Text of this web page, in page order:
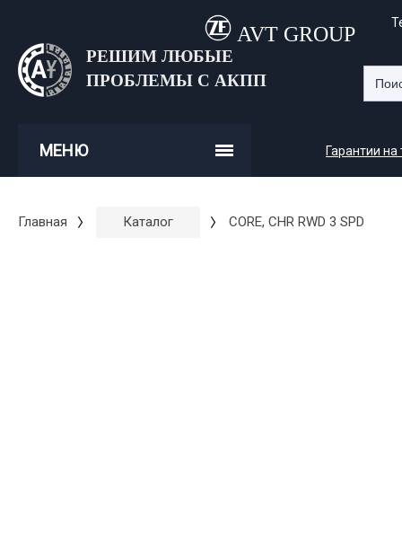
AVT GROUP
РЕШИМ ЛЮБЫЕ
ПРОБЛЕМЫ С АКПП
МЕНЮ Гарантии на
Главная Каталог CORE, CHR RWD 3 SPD